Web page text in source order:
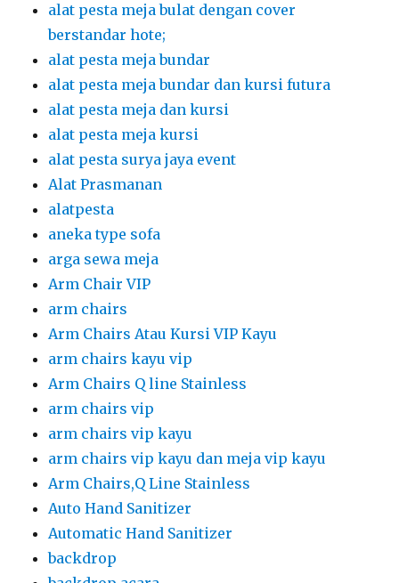
alat pesta meja bulat dengan cover
berstandar hote;
alat pesta meja bundar
alat pesta meja bundar dan kursi futura
alat pesta meja dan kursi
alat pesta meja kursi
alat pesta surya jaya event
Alat Prasmanan
alatpesta
aneka type sofa
arga sewa meja
Arm Chair VIP
arm chairs
Arm Chairs Atau Kursi VIP Kayu
arm chairs kayu vip
Arm Chairs Q line Stainless
arm chairs vip
arm chairs vip kayu
arm chairs vip kayu dan meja vip kayu
Arm Chairs,Q Line Stainless
Auto Hand Sanitizer
Automatic Hand Sanitizer
backdrop